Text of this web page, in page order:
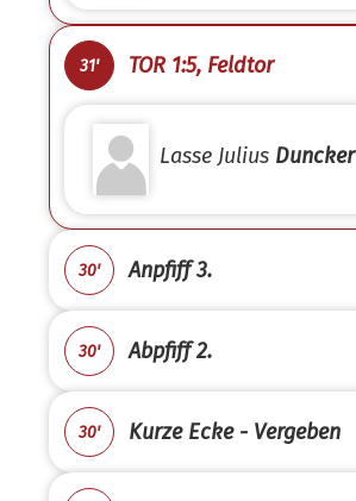
31' TOR 1:5, Feldtor
Lasse Julius Duncker
30' Anpfiff 3.
30' Abpfiff 2.
30' Kurze Ecke - Vergeben